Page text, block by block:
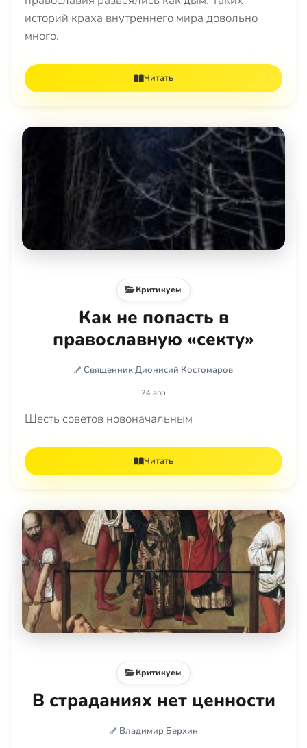
историй краха внутреннего мира довольно
много.
Читать
Критикуем
Как не попасть в
православную «секту»
Священник Дионисий Костомаров
24 апр
Шесть советов новоначальным
Читать
Критикуем
В страданиях нет ценности
Владимир Берхин